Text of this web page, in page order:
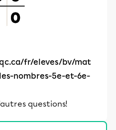
fr/eleves/bv/mat
nombres-5e-et-6e-
questions!